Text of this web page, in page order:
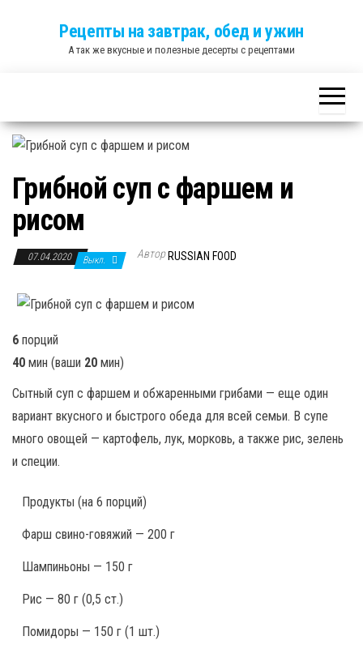
Рецепты на завтрак, обед и ужин
А так же вкусные и полезные десерты с рецептами
Грибной суп с фаршем и
рисом
07.04.2020 Выкл. Автор RUSSIAN FOOD
6 порций
40 мин (ваши 20 мин)
Сытный суп с фаршем и обжаренными грибами — еще один
вариант вкусного и быстрого обеда для всей семьи. В супе
много овощей — картофель, лук, морковь, а также рис, зелень
и специи.
Продукты (на 6 порций)
Фарш свино-говяжий — 200 г
Шампиньоны — 150 г
Рис — 80 г (0,5 ст.)
Помидоры — 150 г (1 шт.)